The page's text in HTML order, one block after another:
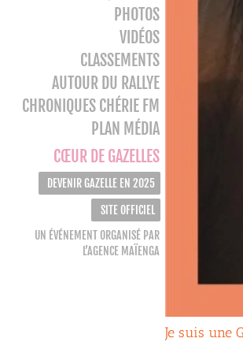
PHOTOS
VIDÉOS
CLASSEMENTS
AUTOUR DU RALLYE
CHRONIQUES CHÉRIE FM
PLAN MÉDIA
CŒUR DE GAZELLES
DEVENIR GAZELLE EN 2025
SITE OFFICIEL
UN ÉVÉNEMENT ORGANISÉ PAR
L’AGENCE MAÏENGA
Je suis une